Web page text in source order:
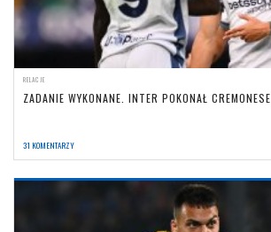
RELACJE
ZADANIE WYKONANE. INTER POKONAŁ CREMONESE
31 KOMENTARZY